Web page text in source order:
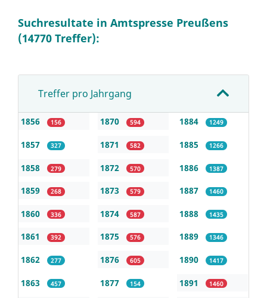
Suchresultate in Amtspresse Preußens
(14770 Treffer):
Treffer pro Jahrgang
1856 156
1857 327
1858 279
1859 268
1860 336
1861 392
1862 277
1863 457
1870 594
1871 582
1872 570
1873 579
1874 587
1875 576
1876 605
1877 154
1884 1249
1885 1266
1886 1387
1887 1460
1888 1435
1889 1346
1890 1417
1891 1460